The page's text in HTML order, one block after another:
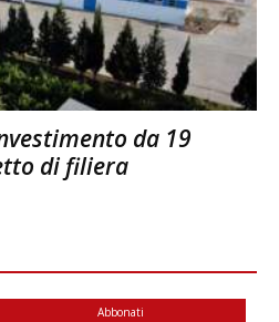
da 19
di filiera
Abbonati